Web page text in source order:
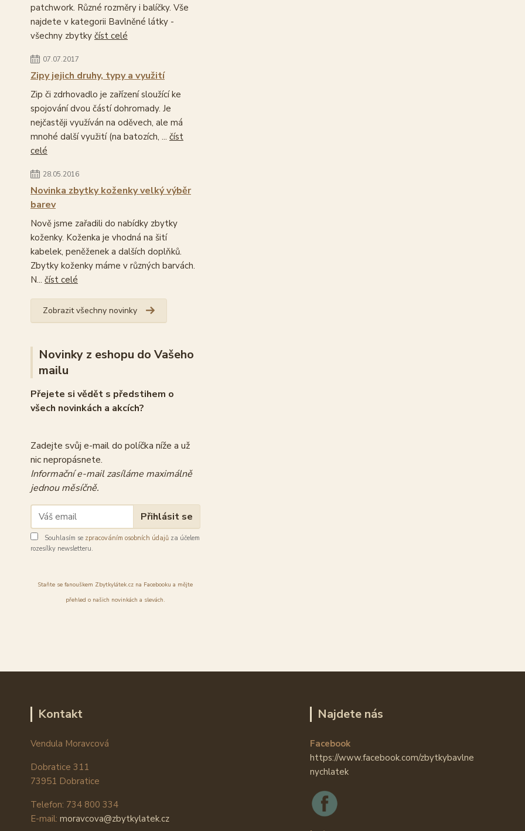
patchwork. Různé rozměry i balíčky. Vše
najdete v kategorii Bavlněné látky -
všechny zbytky číst celé
07.07.2017
Zipy jejich druhy, typy a využití
Zip či zdrhovadlo je zařízení sloužící ke
spojování dvou částí dohromady. Je
nejčastěji využíván na oděvech, ale má
mnohé další využití (na batozích, ... číst
celé
28.05.2016
Novinka zbytky koženky velký výběr
barev
Nově jsme zařadili do nabídky zbytky
koženky. Koženka je vhodná na šití
kabelek, peněženek a dalších doplňků.
Zbytky koženky máme v různých barvách.
N... číst celé
Zobrazit všechny novinky
Novinky z eshopu do Vašeho
mailu
Přejete si vědět s předstihem o
všech novinkách a akcích?
Zadejte svůj e-mail do políčka níže a už
nic nepropásnete.
Informační e-mail zasíláme maximálně
jednou měsíčně.
Přihlásit se
Souhlasím se zpracováním osobních údajů za účelem
rozesílky newsletteru.
Staňte se fanouškem Zbytkylátek.cz na Facebooku a mějte
přehled o našich novinkách a slevách.
Kontakt
Vendula Moravcová
Dobratice 311
73951 Dobratice
Telefon: 734 800 334
E-mail: moravcova@zbytkylatek.cz
Najdete nás
Facebook
https://www.facebook.com/zbytkybavlne
nychlatek